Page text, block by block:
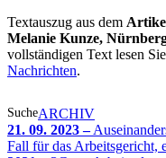
Textauszug aus dem
Melanie Kunze,
vollständigen Text lesen
Nachrichten.
SucheARCHIV
21. 09. 2023 –
Fall für das Arbeitsgericht,